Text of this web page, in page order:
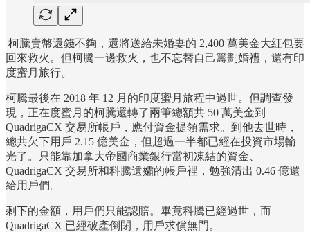
柯騰賣幣還錢不夠，還將送給未婚妻的 2,400 萬美金大紅包要
回來救火。但柯騰一邊救火，也不忘替自己籌劃婚禮，還有印
度蜜月旅行。
柯騰最後在 2018 年 12 月的印度蜜月旅程中過世。但調查發
現，正在度蜜月的柯騰還轉了兩筆總額共 50 萬美金到
QuadrigaCX 交易所帳戶，應付資金提領需求。到他去世時，
總共欠下用戶 2.15 億美金，但超過一半都已經在投資市場輸
光了。只能靠加拿大帝國商業銀行當初凍結的資金、
QuadrigaCX 交易所和科騰遺孀的帳戶裡，勉強清出 0.46 億還
給用戶們。
剩下的金額，用戶們只能認賠。畢竟科騰已經過世，而
QuadrigaCX 已經破產倒閉，用戶求償無門。